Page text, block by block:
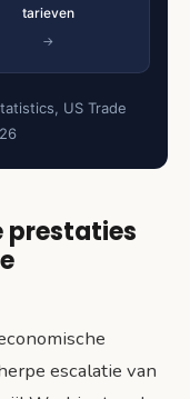
tarieven
US Trade
prestaties
escalatie van